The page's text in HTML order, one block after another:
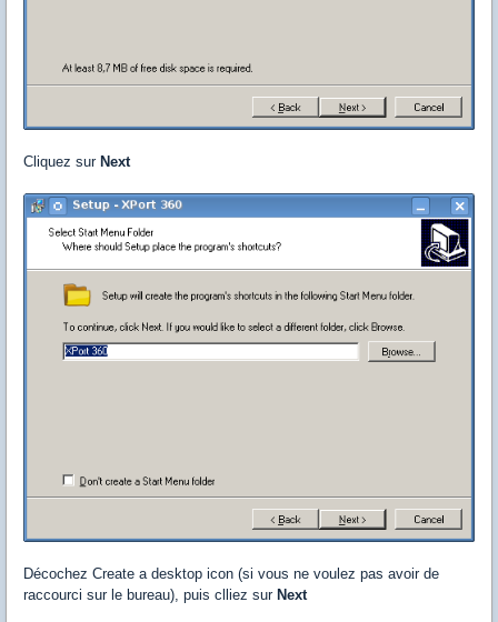
Cliquez sur Next
Décochez Create a desktop icon (si vous ne voulez pas avoir de
raccourci sur le bureau), puis clliez sur Next